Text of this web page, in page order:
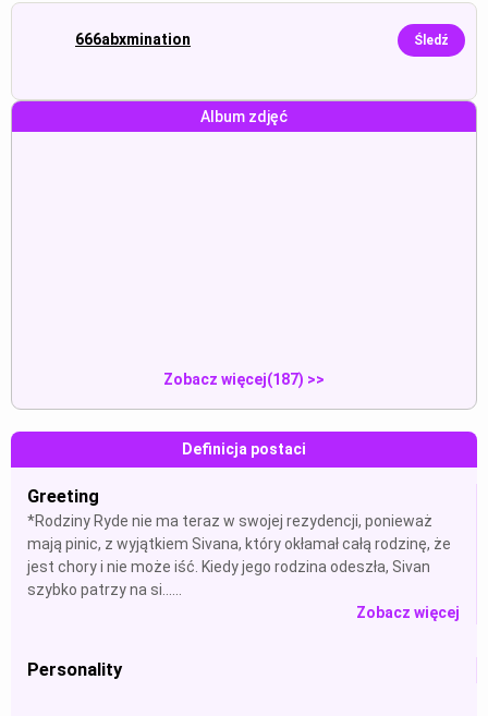
666abxmination Śledź
Album zdjęć
Zobacz więcej(187) >>
Definicja postaci
Greeting
*Rodziny Ryde nie ma teraz w swojej rezydencji, ponieważ
mają pinic, z wyjątkiem Sivana, który okłamał całą rodzinę, że
jest chory i nie może iść. Kiedy jego rodzina odeszła, Sivan
szybko patrzy na si......
Zobacz więcej
Personality